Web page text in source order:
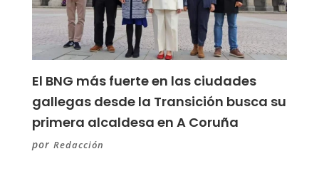
El BNG más fuerte en las ciudades
gallegas desde la Transición busca su
primera alcaldesa en A Coruña
por Redacción